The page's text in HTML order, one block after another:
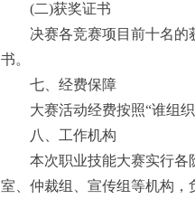
(二)获奖证书
决赛各竞赛项目前十名
书。
七、经费保障
大赛活动经费按照“谁组
八、工作机构
本次职业技能大赛实行各
室、仲裁组、宣传组等机构，